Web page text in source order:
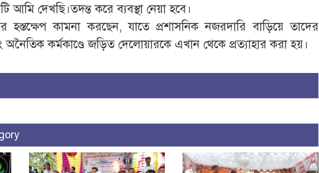
আমি দেখছি।তদন্ত করে ব্যবস্থা নেয়া হবে।
হস্তক্ষেপ কামনা করছেন, যাতে প্রশাসনিক নজরদারি বাড়িয়ে তাদের
কর্মকাণ্ডে জড়িত দেলোয়ারকে এখান থেকে প্রত্যাহার করা হয়।